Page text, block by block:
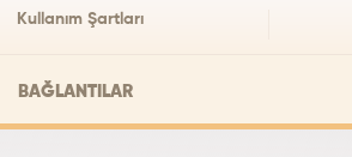
Kullanım Şartları
BAĞLANTILAR